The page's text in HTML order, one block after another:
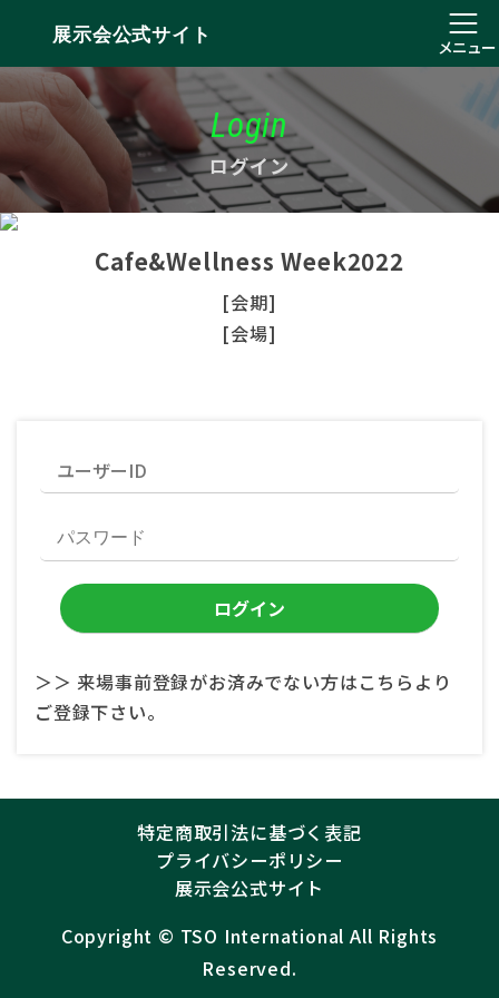
展示会公式サイト
メニュー
Login
ログイン
Cafe&Wellness Week2022
[会期]
[会場]
＞＞ 来場事前登録がお済みでない方はこちらより
ご登録下さい。
特定商取引法に基づく表記
プライバシーポリシー
展示会公式サイト
Copyright ©︎ TSO International All Rights
Reserved.